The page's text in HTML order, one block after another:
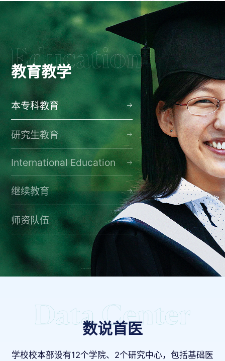
教育教学
本专科教育
研究生教育
International Education
继续教育
师资队伍
数说首医
学校校本部设有12个学院、2个研究中心，包括基础医